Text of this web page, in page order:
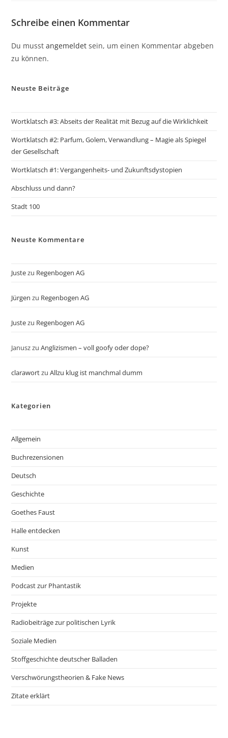
Schreibe einen Kommentar
Du musstangemeldet sein, um einen Kommentar abgeben
zu können.
Neuste Beiträge
Wortklatsch #3: Abseits der Realität mit Bezug auf die Wirklichkeit
Wortklatsch #2: Parfum, Golem, Verwandlung – Magie als Spiegel
der Gesellschaft
Wortklatsch #1: Vergangenheits- und Zukunftsdystopien
Abschluss und dann?
Stadt 100
Neuste Kommentare
Justezu Regenbogen AG
Jürgen zu Regenbogen AG
Justezu Regenbogen AG
JanuszzuAnglizismen – voll goofy oder dope?
clarawortzuAllzu klug ist manchmal dumm
Kategorien
Allgemein
Buchrezensionen
Deutsch
Geschichte
Goethes Faust
Halle entdecken
Kunst
Medien
Podcast zur Phantastik
Projekte
Radiobeiträge zur politischen Lyrik
Soziale Medien
Stoffgeschichte deutscher Balladen
Verschwörungstheorien & Fake News
Zitate erklärt